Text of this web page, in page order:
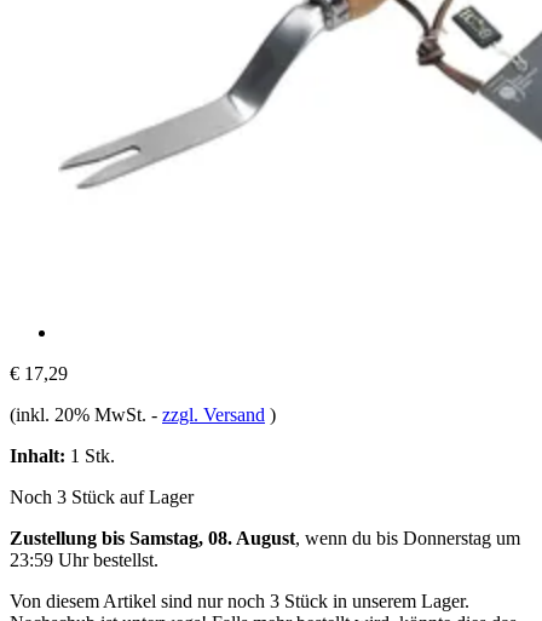
€ 17,29
(inkl. 20% MwSt. - zzgl. Versand )
Inhalt: 1 Stk.
Noch 3 Stück auf Lager
Zustellung bis Samstag, 08. August, wenn du bis Donnerstag um
23:59 Uhrbestellst.
Von diesem Artikel sind nur noch 3 Stück in unserem Lager.